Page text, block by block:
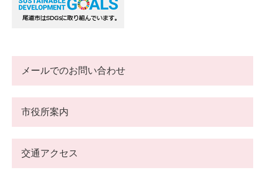
メールでのお問い合わせ
市役所案内
交通アクセス